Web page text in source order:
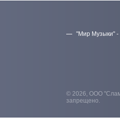
"Мир Музыки" -
© 2026, ООО
запрещено.